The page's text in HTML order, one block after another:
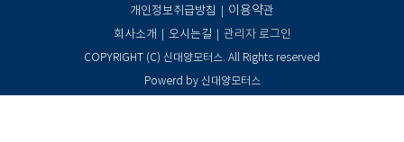
개인정보취급방침
이용약관
회사소개
오시는길 관리자 로그인
COPYRIGHT (C) 신대양모터스. All Rights reserved
Powerd by 신대양모터스